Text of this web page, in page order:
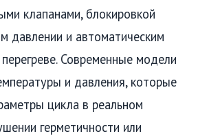
клапанами, блокировкой
давлении и автоматическим
Современные модели
и давления, которые
цикла в реальном
герметичности или